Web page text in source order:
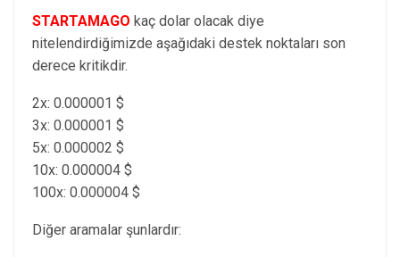
STARTAMAGO kaç dolar olacak diye
nitelendirdiğimizde aşağıdaki destek noktaları son
derece kritikdir.
2x: 0.000001 $
3x: 0.000001 $
5x: 0.000002 $
10x: 0.000004 $
100x: 0.000004 $
Diğer aramalar şunlardır: